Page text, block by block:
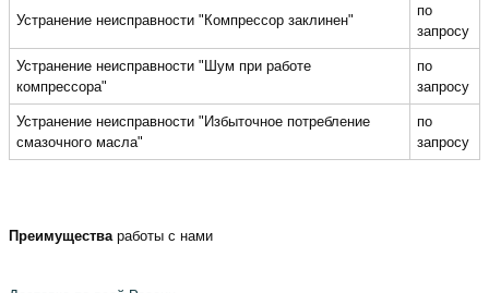
Устранение неисправности "Компрессор заклинен"
по
запросу
Устранение неисправности "Шум при работе
компрессора"
по
запросу
Устранение неисправности "Избыточное потребление
смазочного масла"
по
запросу
Преимущества работы с нами